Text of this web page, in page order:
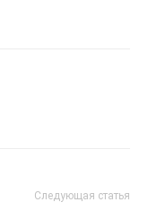
Следующая статья